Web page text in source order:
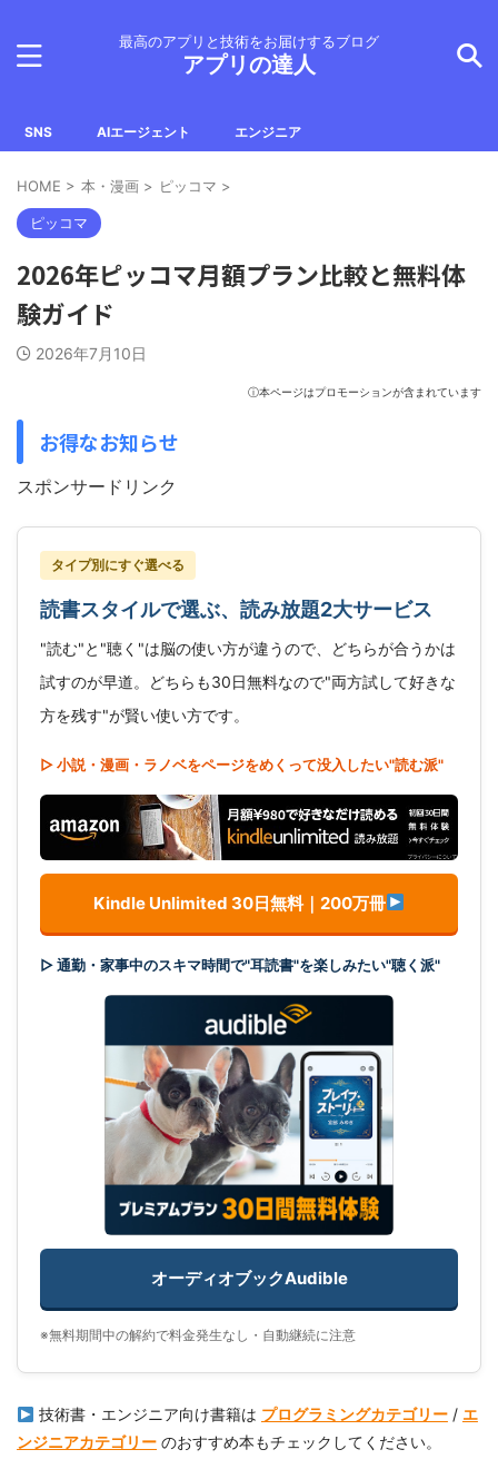
最高のアプリと技術をお届けするブログ
アプリの達人
SNS AIエージェント エンジニア
HOME > 本・漫画 > ピッコマ >
ピッコマ
2026年ピッコマ月額プラン比較と無料体
験ガイド
2026年7月10日
ⓘ本ページはプロモーションが含まれています
お得なお知らせ
スポンサードリンク
タイプ別にすぐ選べる
読書スタイルで選ぶ、読み放題2大サービス
"読む"と"聴く"は脳の使い方が違うので、どちらが合うかは
試すのが早道。どちらも30日無料なので"両方試して好きな
方を残す"が賢い使い方です。
▷ 小説・漫画・ラノベをページをめくって没入したい"読む派"
Kindle Unlimited 30日無料｜200万冊
▷ 通勤・家事中のスキマ時間で"耳読書"を楽しみたい"聴く派"
オーディオブックAudible
※無料期間中の解約で料金発生なし・自動継続に注意
技術書・エンジニア向け書籍は プログラミングカテゴリー/ エ
ンジニアカテゴリー のおすすめ本もチェックしてください。